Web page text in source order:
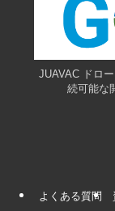
JUAVAC ドロ
続可能な
よくある質問